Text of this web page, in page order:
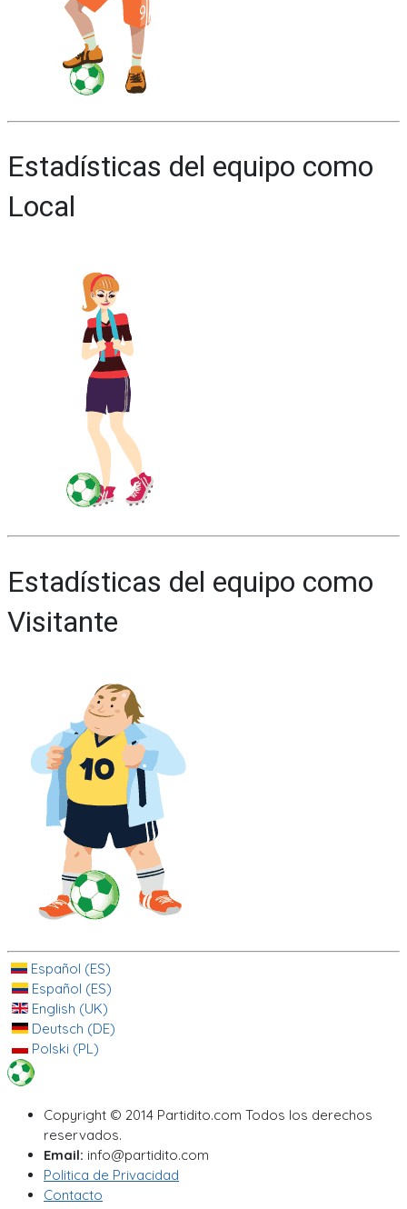
Estadísticas del equipo como
Local
Estadísticas del equipo como
Visitante
Español (ES)
Español (ES)
English (UK)
Deutsch (DE)
Polski (PL)
Copyright © 2014 Partidito.com Todos los derechos
reservados.
Email: info@partidito.com
Politica de Privacidad
Contacto